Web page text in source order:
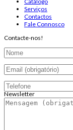
Serviços
Contactos
Fale Connosco
Contacte-nos!
Newsletter
Endereço de email: